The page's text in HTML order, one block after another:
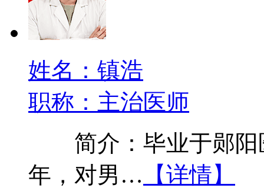
姓名：镇浩
职称：主治医师
简介：毕业于郧阳
年，对男… 【详情】